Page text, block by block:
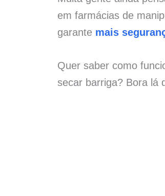
em farmácias de
garante mais
Quer saber como
secar barriga? Bora lá